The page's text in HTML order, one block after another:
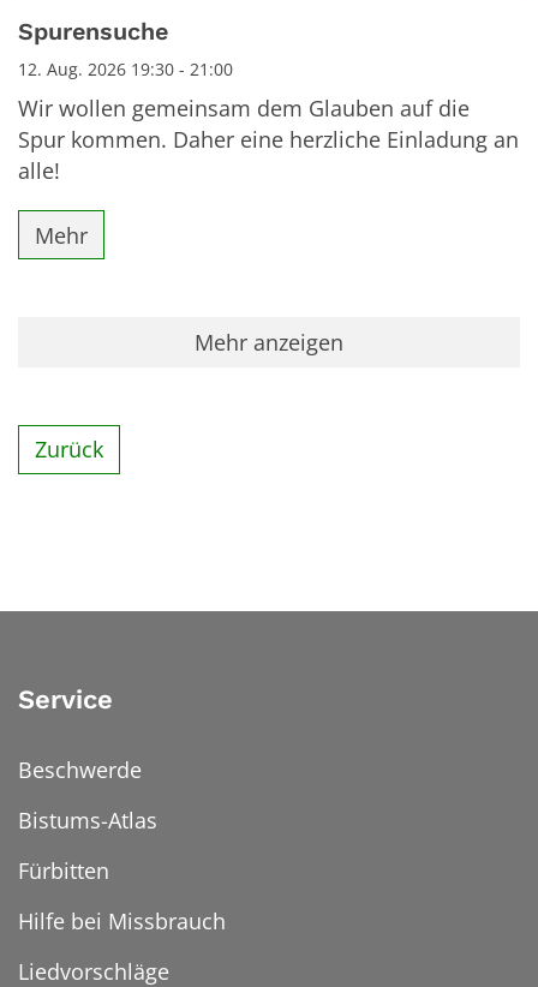
Datum: 12. August 2026
Spurensuche
12. Aug. 2026 19:30 - 21:00
Wir wollen gemeinsam dem Glauben auf die
Spur kommen. Daher eine herzliche Einladung an
alle!
Mehr
Mehr anzeigen
Zurück
Service
Beschwerde
Bistums-Atlas
Fürbitten
Hilfe bei Missbrauch
Liedvorschläge